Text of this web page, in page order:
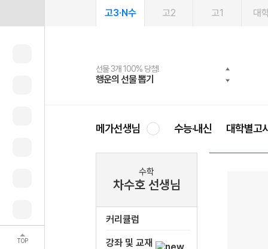
TOP
고3·N수 고2 고1 대
선물 3개 100% 당첨!
행운의 선물 뽑기
선물 100% 증정!
메가스터디 X 올리브
여름방학 스터디 캐시백
메가런 썸머스쿨
2027 러셀 단과
강사 공개선발
스마트러닝앱
설문 EVENT
메가패스
3일 무료 체험권
메가패스 수강생 무료혜택!
메가클럽 멤버십
사회공헌 캠페인
희망이룸 메가나눔
메가선생님 수능·내신 대학별고
수학
차수호 선생님
커리큘럼
강좌 및 교재